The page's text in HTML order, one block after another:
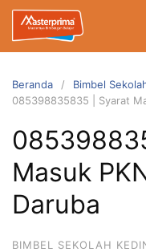
Langsung
konten
Beranda
Bimbel
085398835835 | Syarat
Masuk
Daruba
BIMBEL SEKOLAH